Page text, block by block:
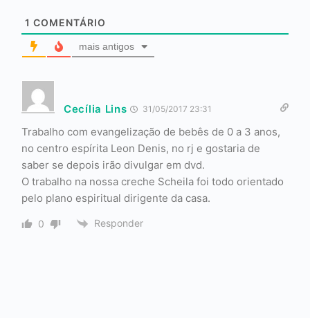
1 COMENTÁRIO
mais antigos
Cecília Lins 31/05/2017 23:31
Trabalho com evangelização de bebês de 0 a 3 anos,
no centro espírita Leon Denis, no rj e gostaria de
saber se depois irão divulgar em dvd.
O trabalho na nossa creche Scheila foi todo orientado
pelo plano espiritual dirigente da casa.
0 Responder